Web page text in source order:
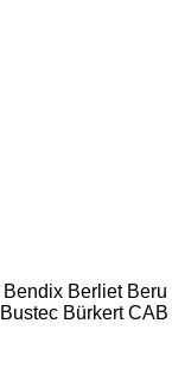
Bendix Berliet Beru
Bustec Bürkert CAB